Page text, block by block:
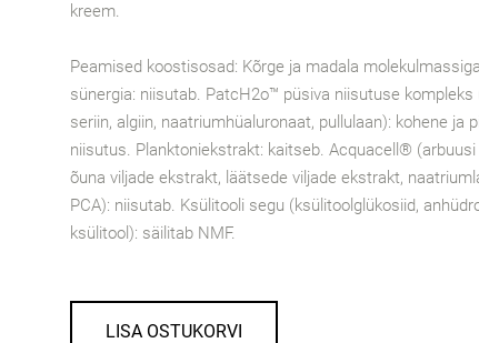
kreem.
Peamised koostisosad: Kõrge ja madala
sünergia: niisutab. PatcH2o™ püsiva niisutuse kompleks
seriin, algiin, naatriumhüaluronaat, pullulaan): kohene ja
niisutus. Planktoniekstrakt: kaitseb. Acquacell® (arbuusi
õuna viljade ekstrakt, läätsede viljade ekstrakt,
PCA): niisutab. Ksülitooli segu (ksülitoolglükosiid,
ksülitool): säilitab NMF.
LISA OSTUKORVI